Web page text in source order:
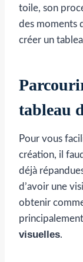
toile, son
des moments
créer un
tableau
Pour vous
création, il
déjà
d’avoir une
obtenir
visuelles.